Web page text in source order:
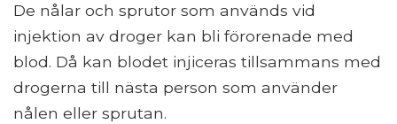
De nålar och sprutor som används vid
injektion av droger kan bli förorenade med
blod. Då kan blodet injiceras tillsammans med
drogerna till nästa person som använder
nålen eller sprutan.